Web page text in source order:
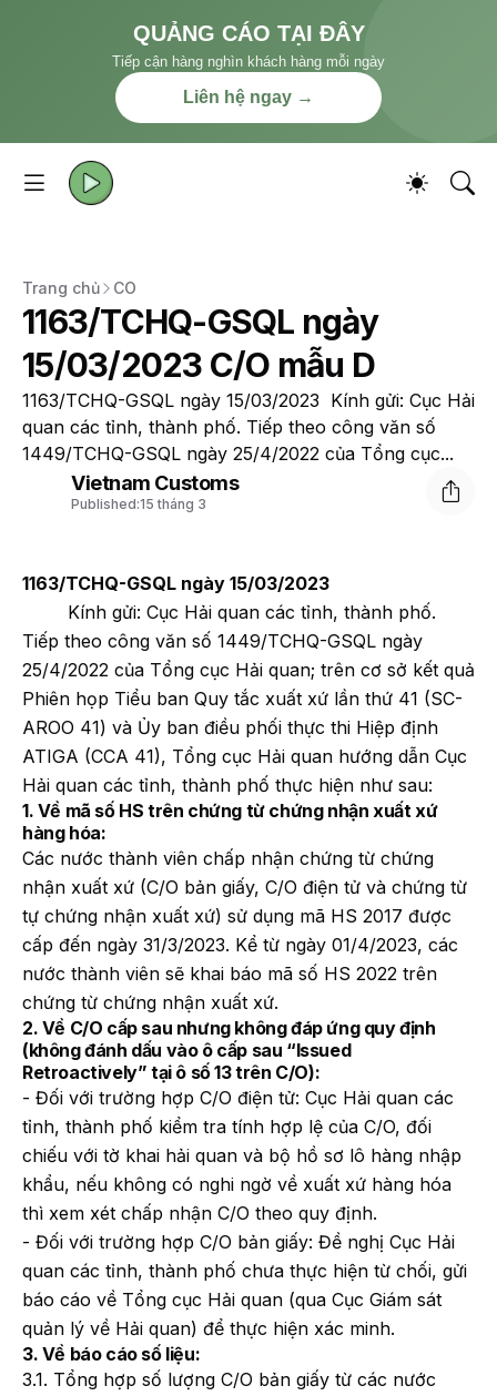
QUẢNG CÁO TẠI ĐÂY
Tiếp cận hàng nghìn khách hàng mỗi ngày
Liên hệ ngay →
Trang chủ CO
1163/TCHQ-GSQL ngày
15/03/2023 C/O mẫu D
1163/TCHQ-GSQL ngày 15/03/2023 Kính gửi: Cục Hải
quan các tỉnh, thành phố. Tiếp theo công văn số
1449/TCHQ-GSQL ngày 25/4/2022 của Tổng cục...
Vietnam Customs
Published:15 tháng 3
1163/TCHQ-GSQL ngày 15/03/2023
Kính gửi: Cục Hải quan các tỉnh, thành phố.
Tiếp theo công văn số 1449/TCHQ-GSQL ngày
25/4/2022 của Tổng cục Hải quan; trên cơ sở kết quả
Phiên họp Tiểu ban Quy tắc xuất xứ lần thứ 41 (SC-
AROO 41) và Ủy ban điều phối thực thi Hiệp định
ATIGA (CCA 41), Tổng cục Hải quan hướng dẫn Cục
Hải quan các tỉnh, thành phố thực hiện như sau:
1. Về mã số HS trên chứng từ chứng nhận xuất xứ
hàng hóa:
Các nước thành viên chấp nhận chứng từ chứng
nhận xuất xứ (C/O bản giấy, C/O điện tử và chứng từ
tự chứng nhận xuất xứ) sử dụng mã HS 2017 được
cấp đến ngày 31/3/2023. Kể từ ngày 01/4/2023, các
nước thành viên sẽ khai báo mã số HS 2022 trên
chứng từ chứng nhận xuất xứ.
2. Về C/O cấp sau nhưng không đáp ứng quy định
(không đánh dấu vào ô cấp sau “Issued
Retroactively” tại ô số 13 trên C/O):
- Đối với trường hợp C/O điện tử: Cục Hải quan các
tỉnh, thành phố kiểm tra tính hợp lệ của C/O, đối
chiếu với tờ khai hải quan và bộ hồ sơ lô hàng nhập
khẩu, nếu không có nghi ngờ về xuất xứ hàng hóa
thì xem xét chấp nhận C/O theo quy định.
- Đối với trường hợp C/O bản giấy: Đề nghị Cục Hải
quan các tỉnh, thành phố chưa thực hiện từ chối, gửi
báo cáo về Tổng cục Hải quan (qua Cục Giám sát
quản lý về Hải quan) để thực hiện xác minh.
3. Về báo cáo số liệu:
3.1. Tổng hợp số lượng C/O bản giấy từ các nước